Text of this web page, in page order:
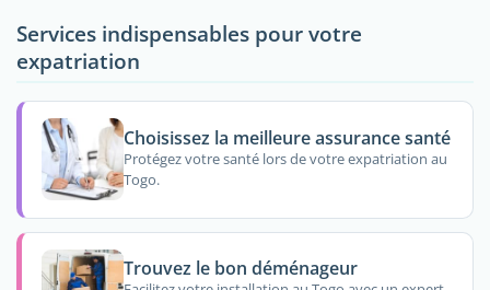
Services indispensables pour votre
expatriation
Choisissez la meilleure assurance santé
Protégez votre santé lors de votre expatriation au
Togo.
Trouvez le bon déménageur